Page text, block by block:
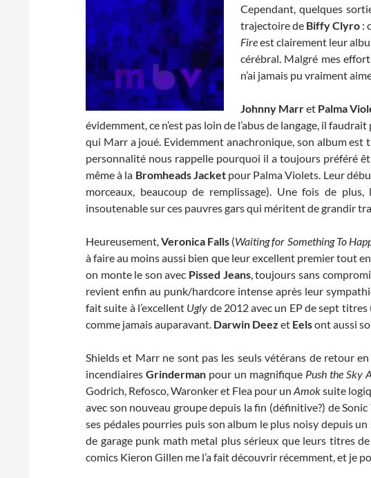
Cependant, quelques
trajectoire de Biffy Clyro :
Fireest clairement leur
cérébral. Malgré mes
n’ai jamais pu vraiment
Johnny Marret Palma
évidemment, ce n’est pas loin de l’abus de langage, il
qui Marr a joué. Evidemment anachronique, son album est
personnalité nous rappelle pourquoi il a toujours préféré
même à la Bromheads Jacketpour Palma Violets. Leur
morceaux, beaucoup de remplissage). Une fois de
insoutenable sur ces pauvres gars qui méritent de grandir
Heureusement,Veronica Falls (Waiting for Something To
à faire au moins aussi bien que leur excellent premier tout
on monte le son avec Pissed Jeans, toujours sans
revient enfin au punk/hardcore intense après leur
fait suite à l’excellent Ugly de 2012 avec un EP de sept titres
comme jamais auparavant. Darwin Deez et Eelsont aussi
Shields et Marr ne sont pas les seuls vétérans de retour en
incendiairesGrinderman pour un magnifique Push the Sky
Godrich, Refosco, Waronker et Flea pour unAmoksuite
avec son nouveau groupe depuis la fin (définitive?) de Sonic
ses pédales pourries puis son album le plus noisy depuis
de garage punk math metal plus sérieux que leurs titres
comics Kieron Gillen me l’a fait découvrir récemment, et je